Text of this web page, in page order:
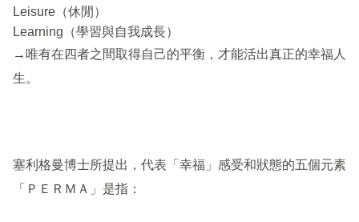
Leisure（休閒）
Learning（學習與自我成長）
→唯有在四者之間取得自己的平衡，才能活出真正的幸福人
生。
塞利格曼博士所提出，代表「幸福」感受和狀態的五個元素
「ＰＥＲＭＡ」是指：